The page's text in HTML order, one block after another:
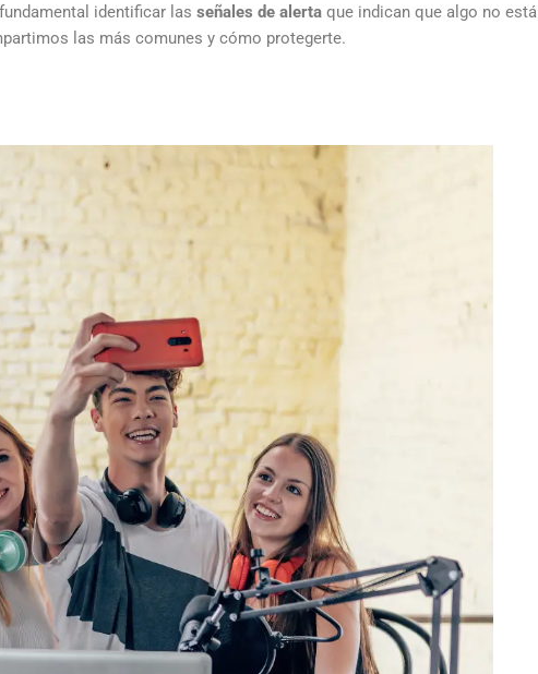
identificar las señales de alerta que indican que algo no está
las más comunes y cómo protegerte.